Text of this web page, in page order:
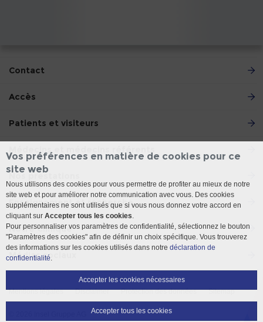
Contact
Accès
Patients et visiteurs
Médecins et médecins référents
Nos prestations
Enseignement et recherche
Notre Clinique
Médias sociaux
Mentions légales Disclaimer Protection des données Sitemap
Vos préférences en matière de cookies pour ce
site web
Nous utilisons des cookies pour vous permettre de profiter au mieux de notre
site web et pour améliorer notre communication avec vous. Des cookies
supplémentaires ne sont utilisés que si vous nous donnez votre accord en
cliquant sur Accepter tous les cookies.
Pour personnaliser vos paramètres de confidentialité, sélectionnez le bouton
"Paramètres des cookies" afin de définir un choix spécifique. Vous trouverez
des informations sur les cookies utilisés dans notre déclaration de
confidentialité.
Accepter les cookies nécessaires
Accepter tous les cookies